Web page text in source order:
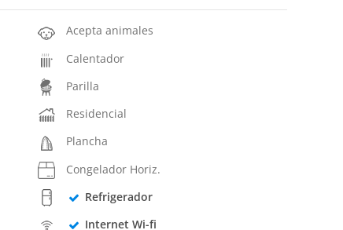
Acepta animales
Calentador
Parilla
Residencial
Plancha
Congelador Horiz.
Refrigerador
Internet Wi-fi